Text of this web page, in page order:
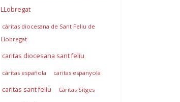
LLobregat
càritas diocesana de Sant Feliu de
Llobregat
caritas diocesana sant feliu
càritas española caritas espanyola
caritas sant feliu Càritas Sitges